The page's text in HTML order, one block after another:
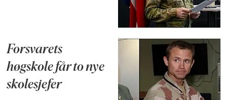
Forsvarets
høgskole får to nye
skolesjefer